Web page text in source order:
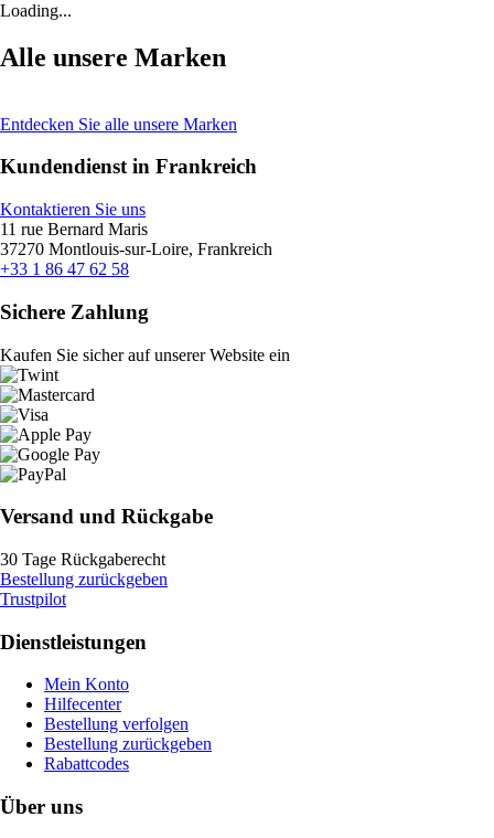
Loading...
Alle unsere Marken
Entdecken Sie alle unsere Marken
Kundendienst in Frankreich
Kontaktieren Sie uns
11 rue Bernard Maris
37270 Montlouis-sur-Loire, Frankreich
+33 1 86 47 62 58
Sichere Zahlung
Kaufen Sie sicher auf unserer Website ein
Versand und Rückgabe
30 Tage Rückgaberecht
Bestellung zurückgeben
Trustpilot
Dienstleistungen
Mein Konto
Hilfecenter
Bestellung verfolgen
Bestellung zurückgeben
Rabattcodes
Über uns